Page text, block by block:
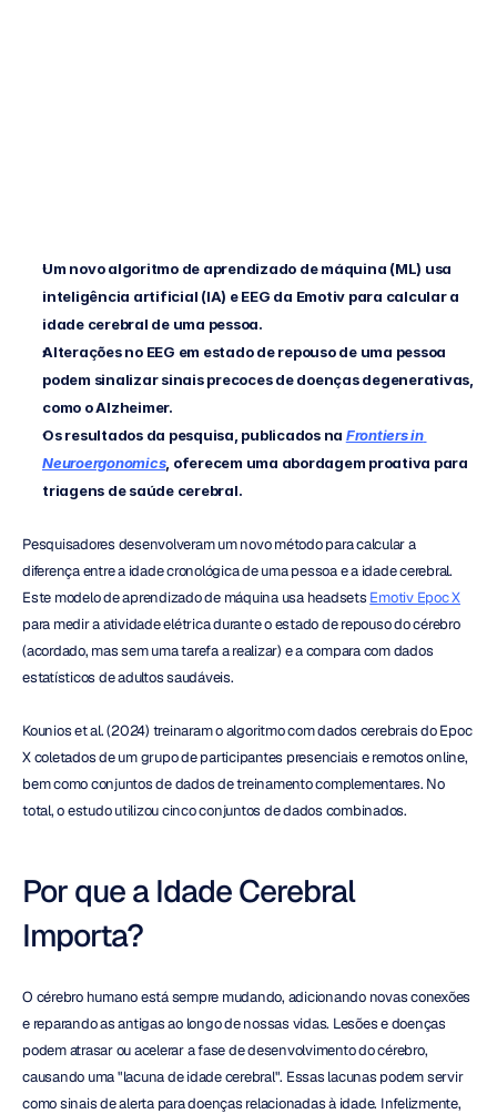
Um novo algoritmo de aprendizado de máquina (ML) usa
inteligência artificial (IA) e EEG da Emotiv para calcular a
idade cerebral de uma pessoa.
Alterações no EEG em estado de repouso de uma pessoa
podem sinalizar sinais precoces de doenças degenerativas,
como o Alzheimer.
Os resultados da pesquisa, publicados na Frontiers in
Neuroergonomics, oferecem uma abordagem proativa para
triagens de saúde cerebral.
Pesquisadores desenvolveram um novo método para calcular a
diferença entre a idade cronológica de uma pessoa e a idade cerebral.
Este modelo de aprendizado de máquina usa headsets Emotiv Epoc X
para medir a atividade elétrica durante o estado de repouso do cérebro
(acordado, mas sem uma tarefa a realizar) e a compara com dados
estatísticos de adultos saudáveis.
Kounios et al. (2024) treinaram o algoritmo com dados cerebrais do Epoc
X coletados de um grupo de participantes presenciais e remotos online,
bem como conjuntos de dados de treinamento complementares. No
total, o estudo utilizou cinco conjuntos de dados combinados.
Por que a Idade Cerebral
Importa?
O cérebro humano está sempre mudando, adicionando novas conexões
e reparando as antigas ao longo de nossas vidas. Lesões e doenças
podem atrasar ou acelerar a fase de desenvolvimento do cérebro,
causando uma "lacuna de idade cerebral". Essas lacunas podem servir
como sinais de alerta para doenças relacionadas à idade. Infelizmente,